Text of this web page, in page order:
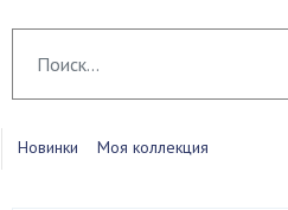
Новинки Моя коллекция